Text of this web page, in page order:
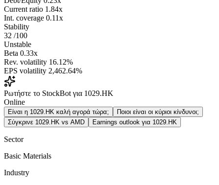
Current ratio 1.84x
Int. coverage 0.11x
Stability
32 /100
Unstable
Beta 0.33x
Rev. volatility 16.12%
EPS volatility 2,462.64%
Ρωτήστε το StockBot για 1029.HK
Online
Είναι η 1029.HK καλή αγορά τώρα;
Ποιοι είναι οι κύριοι κίνδυνοι;
Σύγκρινε 1029.HK vs AMD
Earnings outlook για 1029.HK
Sector
Basic Materials
Industry